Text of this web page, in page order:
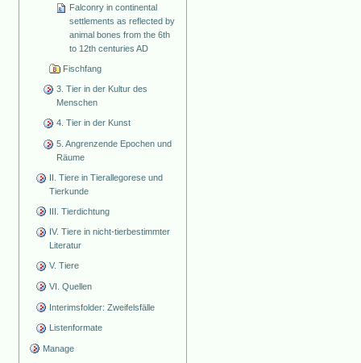
Falconry in continental
settlements as reflected by
animal bones from the 6th
to 12th centuries AD
Fischfang
3. Tier in der Kultur des
Menschen
4. Tier in der Kunst
5. Angrenzende Epochen und
Räume
II. Tiere in Tierallegorese und
Tierkunde
III. Tierdichtung
IV. Tiere in nicht-tierbestimmter
Literatur
V. Tiere
VI. Quellen
Interimsfolder: Zweifelsfälle
Listenformate
Manage